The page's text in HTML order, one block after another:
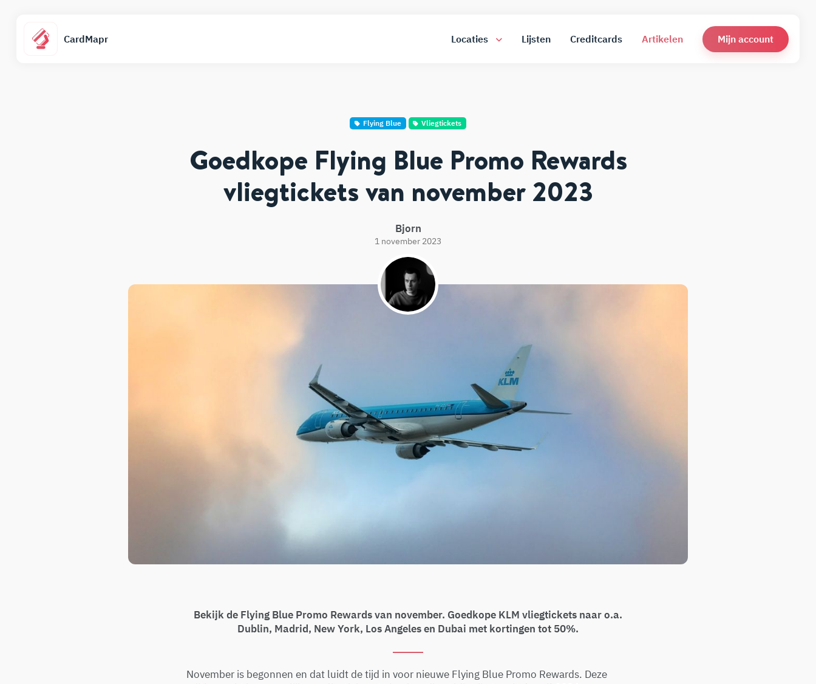
CardMapr Locaties Lijsten Creditcards Artikelen Mijn account
Flying Blue Vliegtickets
Goedkope Flying Blue Promo Rewards
vliegtickets van november 2023
Bjorn
1 november 2023
Bekijk de Flying Blue Promo Rewards van november. Goedkope KLM vliegtickets naar o.a.
Dublin, Madrid, New York, Los Angeles en Dubai met kortingen tot 50%.
November is begonnen en dat luidt de tijd in voor nieuwe Flying Blue Promo Rewards. Deze